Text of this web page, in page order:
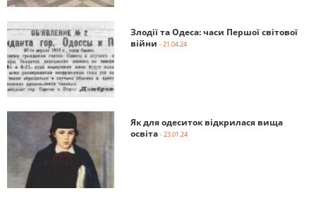
Злодії та Одеса: часи Першої світової
війни - 21.04.24
Як для одеситок відкрилася вища
освіта - 23.01.24